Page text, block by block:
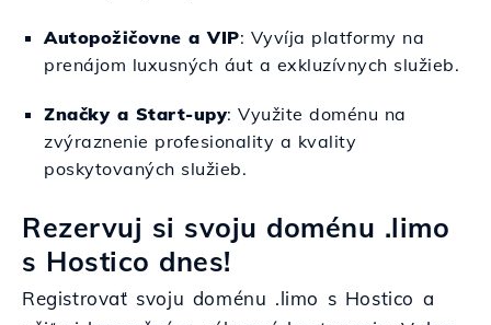
Autopožičovne a VIP: Vyvíja platformy na
prenájom luxusných áut a exkluzívnych služieb.
Značky a Start-upy: Využite doménu na
zvýraznenie profesionality a kvality
poskytovaných služieb.
Rezervuj si svoju doménu .limo
s Hostico dnes!
Registrovať svoju doménu .limo s Hostico a